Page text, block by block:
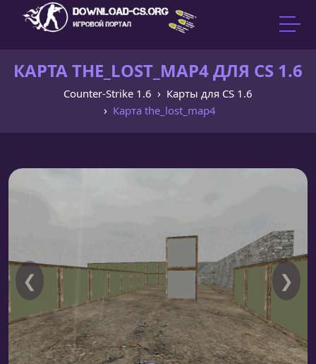
КАРТА THE_LOST_MAP4 ДЛЯ CS 1.6
Counter-Strike 1.6
Карты для CS 1.6
Карта the_lost_map4
❮ ❯